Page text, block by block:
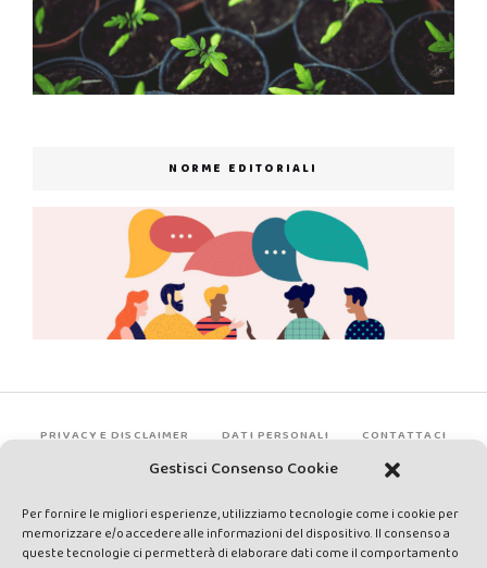
Gestisci Consenso Cookie
Per fornire le migliori esperienze, utilizziamo tecnologie come i cookie per
memorizzare e/o accedere alle informazioni del dispositivo. Il consenso a
queste tecnologie ci permetterà di elaborare dati come il comportamento
NORME EDITORIALI
PRIVACY E DISCLAIMER DATI PERSONALI CONTATTACI